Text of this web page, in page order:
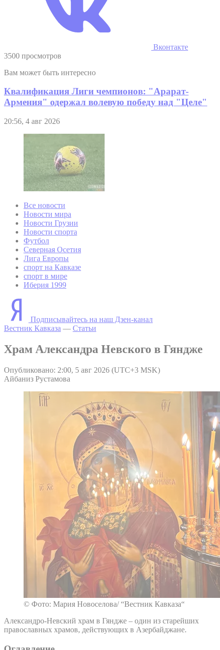
Вконтакте
3500 просмотров
Вам может быть интересно
Квалификация Лиги чемпионов: "Арарат-
Армения" одержал волевую победу над "Целе"
20:56, 4 авг 2026
Все новости
Новости мира
Новости Грузии
Новости спорта
Футбол
Северная Осетия
Лига Европы
спорт на Кавказе
спорт в мире
Иберия 1999
Подписывайтесь на наш Дзен-канал
Вестник Кавказа — Статьи
Храм Александра Невского в Гяндже
Опубликовано: 2:00, 5 авг 2026 (UTC+3 MSK)
Айбаниз Рустамова
© Фото: Мария Новоселова/ “Вестник Кавказа“
Александро-Невский храм в Гяндже – один из старейших
православных храмов, действующих в Азербайджане.